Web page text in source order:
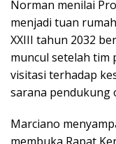
Norman menilai
menjadi tuan
XXIII tahun 2032
muncul setelah tim
visitasi terhadap
sarana pendukung
Marciano
membuka Rapat